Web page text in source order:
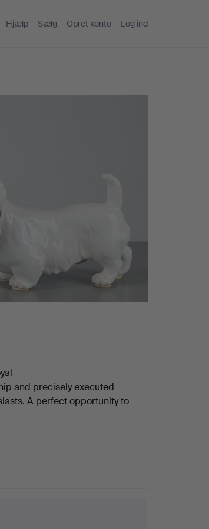
Hjælp Sælg Opret konto Log ind
and precisely executed
A perfect opportunity to